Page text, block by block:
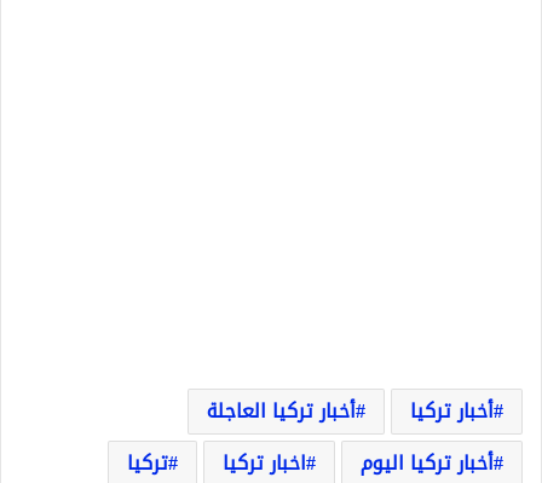
أخبار تركيا
أخبار تركيا العاجلة
أخبار تركيا اليوم
اخبار تركيا
تركيا